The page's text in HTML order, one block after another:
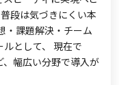
段は気づきにくい本
・課題解決・チーム
として、 現在で
幅広い分野で導入が